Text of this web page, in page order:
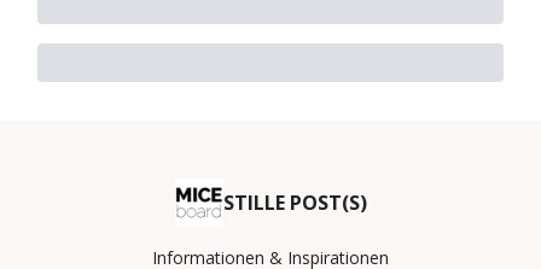
STILLE POST(S)
Informationen & Inspirationen